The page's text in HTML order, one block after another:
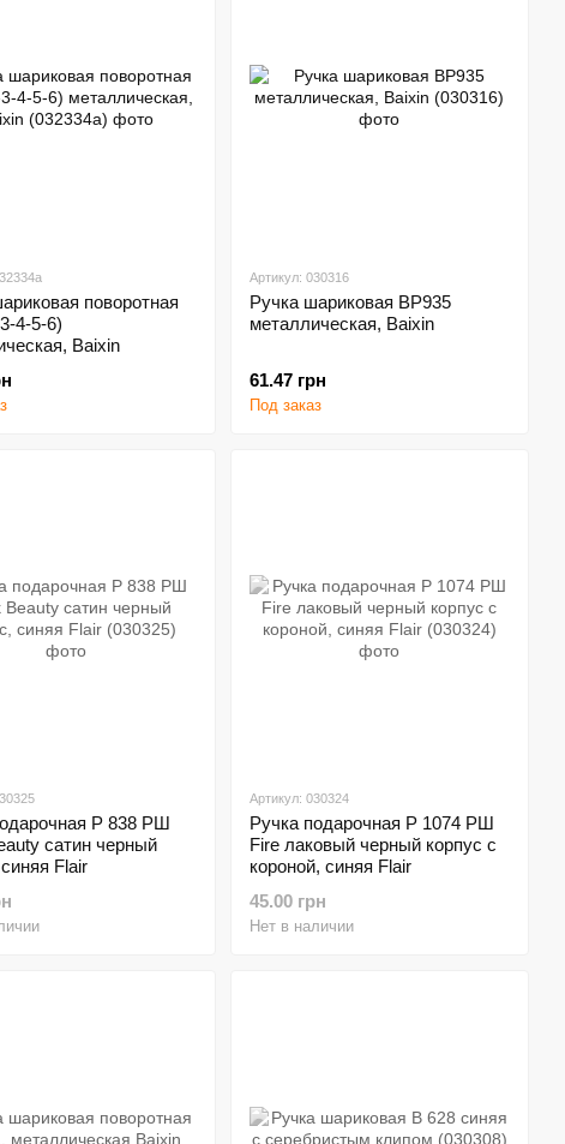
поворотная
4-5-6)
Baixin
Артикул: 030316
Ручка шариковая ВР935
металлическая, Baixin
61.47 грн
Под заказ
P 838 РШ
сатин черный
Flair
Артикул: 030324
Ручка подарочная P 1074 РШ
Fire лаковый черный корпус с
короной, синяя Flair
45.00 грн
Нет в наличии